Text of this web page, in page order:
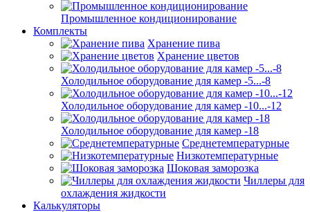
Промышленное кондиционирование
Комплекты
Хранение пива
Хранение цветов
Холодильное оборудование для камер -5...-8
Холодильное оборудование для камер -10...-12
Холодильное оборудование для камер -18
Среднетемпературные
Низкотемпературные
Шоковая заморозка
Чиллеры для
охлаждения жидкости
Калькуляторы